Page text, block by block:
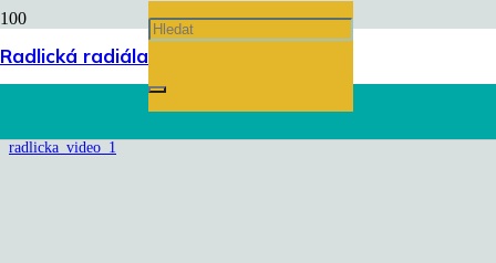
Radlická radiála
radlicka_video_1
radlicka_video_1